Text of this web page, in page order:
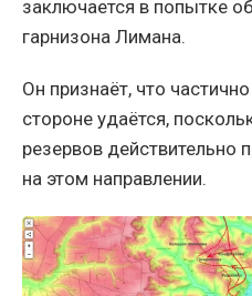
заключается в попытке
гарнизона Лимана.
Он признаёт, что
стороне удаётся,
резервов действительно
на этом направлении.